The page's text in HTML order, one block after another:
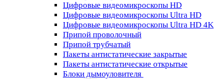
Цифровые видеомикроскопы HD
Цифровые видеомикроскопы Ultra HD
Цифровые видеомикроскопы Ultra HD 4K
Припой проволочный
Припой трубчатый
Пакеты антистатические закрытые
Пакеты антистатические открытые
Блоки дымоуловителя